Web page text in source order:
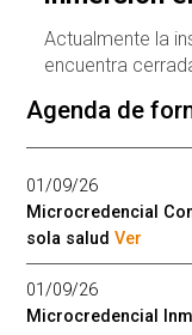
Actualmente la
encuentra
Agenda de
01/09/26
Microcredencial
sola saludVer
01/09/26
Microcredencial